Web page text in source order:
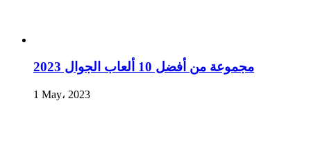
مجموعة من أفضل 10 ألعاب الجوال 2023
1 May، 2023